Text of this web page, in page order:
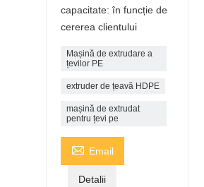
capacitate: în funcție de
cererea clientului
Mașină de extrudare a
țevilor PE
extruder de țeavă HDPE
mașină de extrudat
pentru țevi pe
 Email
Detalii